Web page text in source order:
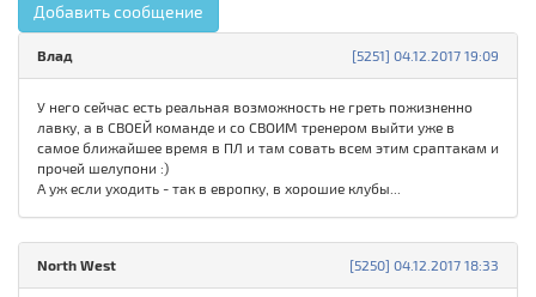
Добавить сообщение
[5251] 04.12.2017 19:09
Влад
У него сейчас есть реальная возможность не греть пожизненно
лавку, а в СВОЕЙ команде и со СВОИМ тренером выйти уже в
самое ближайшее время в ПЛ и там совать всем этим сраптакам и
прочей шелупони :)
А уж если уходить - так в европку, в хорошие клубы...
[5250] 04.12.2017 18:33
North West